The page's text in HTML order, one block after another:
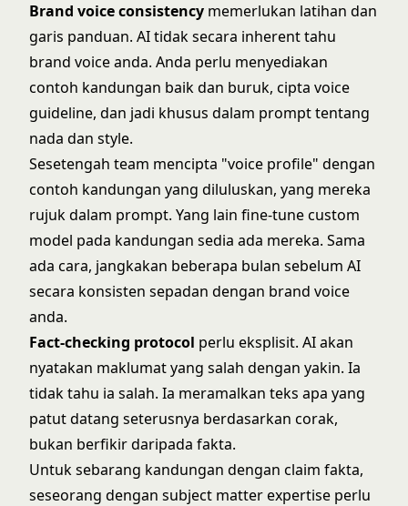
Brand voice consistency memerlukan latihan dan
garis panduan. AI tidak secara inherent tahu
brand voice anda. Anda perlu menyediakan
contoh kandungan baik dan buruk, cipta voice
guideline, dan jadi khusus dalam prompt tentang
nada dan style.
Sesetengah team mencipta "voice profile" dengan
contoh kandungan yang diluluskan, yang mereka
rujuk dalam prompt. Yang lain fine-tune custom
model pada kandungan sedia ada mereka. Sama
ada cara, jangkakan beberapa bulan sebelum AI
secara konsisten sepadan dengan brand voice
anda.
Fact-checking protocol perlu eksplisit. AI akan
nyatakan maklumat yang salah dengan yakin. Ia
tidak tahu ia salah. Ia meramalkan teks apa yang
patut datang seterusnya berdasarkan corak,
bukan berfikir daripada fakta.
Untuk sebarang kandungan dengan claim fakta,
seseorang dengan subject matter expertise perlu